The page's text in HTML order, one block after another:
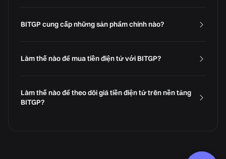
BITGP cung cấp những sản phẩm chính nào?
Làm thế nào để mua tiền điện tử với BITGP?
Làm thế nào để theo dõi giá tiền điện tử trên nền tảng
BITGP?